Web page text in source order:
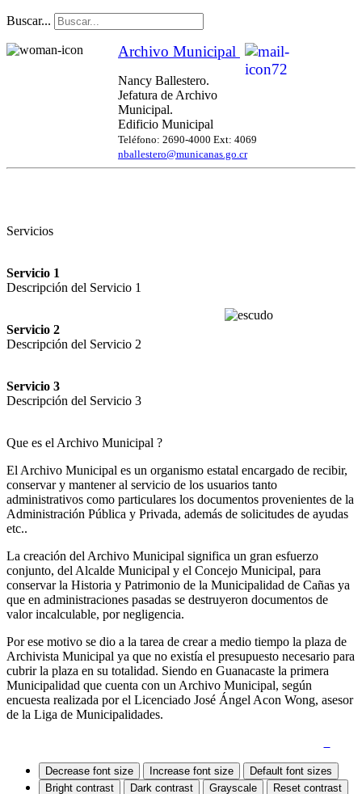
Buscar...
Archivo Municipal
Nancy Ballestero.
Jefatura de Archivo
Municipal.
Edificio Municipal
Teléfono: 2690-4000 Ext: 4069
nballestero@municanas.go.cr
Servicios
Servicio 1
Descripción del Servicio 1
Servicio 2
Descripción del Servicio 2
Servicio 3
Descripción del Servicio 3
Que es el Archivo Municipal ?
El Archivo Municipal es un organismo estatal encargado de recibir,
conservar y mantener al servicio de los usuarios tanto
administrativos como particulares los documentos provenientes de la
Administración Pública y Privada, además de solicitudes de ayudas
etc..
La creación del Archivo Municipal significa un gran esfuerzo
conjunto, del Alcalde Municipal y el Concejo Municipal, para
conservar la Historia y Patrimonio de la Municipalidad de Cañas ya
que en administraciones pasadas se destruyeron documentos de
valor incalculable, por negligencia.
Por ese motivo se dio a la tarea de crear a medio tiempo la plaza de
Archivista Municipal ya que no existía el presupuesto necesario para
cubrir la plaza en su totalidad. Siendo en Guanacaste la primera
Municipalidad que cuenta con un Archivo Municipal, según
encuesta realizada por el Licenciado José Ángel Acon Wong, asesor
de la Liga de Municipalidades.
Decrease font size Increase font size
Default font sizes
Bright contrast
Dark contrast Grayscale Reset contrast